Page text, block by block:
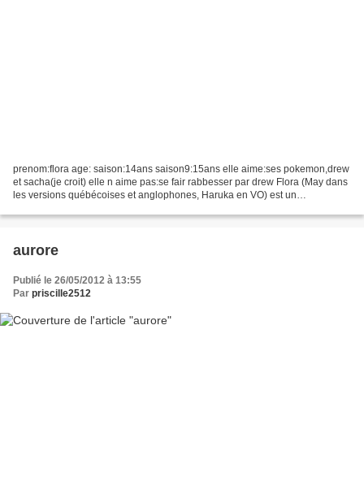
prenom:flora age: saison:14ans saison9:15ans elle aime:ses pokemon,drew
et sacha(je croit) elle n aime pas:se fair rabbesser par drew Flora (May dans
les versions québécoises et anglophones, Haruka en VO) est un
aurore
Publié le 26/05/2012 à 13:55
Par priscille2512